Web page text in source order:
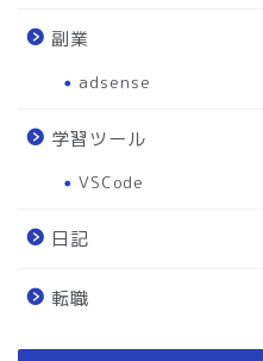
副業
adsense
学習ツール
VSCode
日記
転職